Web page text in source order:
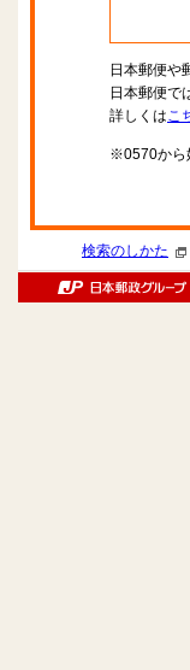
日本郵便や
日本郵便で
詳しくはこ
※0570から
検索のしかた